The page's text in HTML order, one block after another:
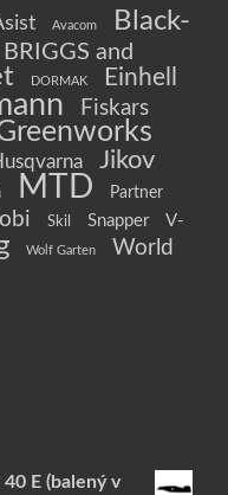
Avacom
Black-
BRIGGS and
DORMAK Einhell
Fiskars
Jikov
MTD Partner
Skil Snapper
V-
Wolf Garten World
E (balený v